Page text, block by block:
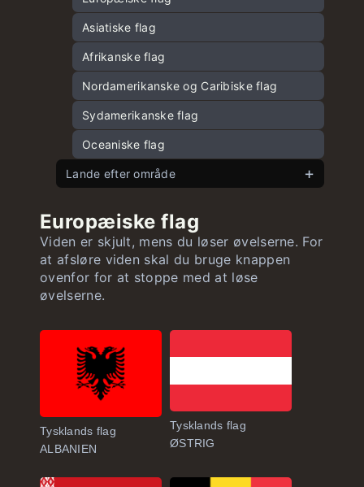
Hovedstæder i Nordamerika og Caribien
Hovedstæder i Sydamerika
Hovedstæder i Afrika
Hovedstæder i Oceanien
Asiatiske flag
Afrikanske flag
Nordamerikanske og Caribiske flag
Sydamerikanske flag
Oceaniske flag
Lande efter område
Asiatiske lande efter areal
Amerikanske lande efter areal
Afrikanske lande efter areal
Europæiske flag
Viden er skjult, mens du løser øvelserne. For
at afsløre viden skal du bruge knappen
ovenfor for at stoppe med at løse
øvelserne.
Tysklands flag
ALBANIEN
Tysklands flag
ØSTRIG